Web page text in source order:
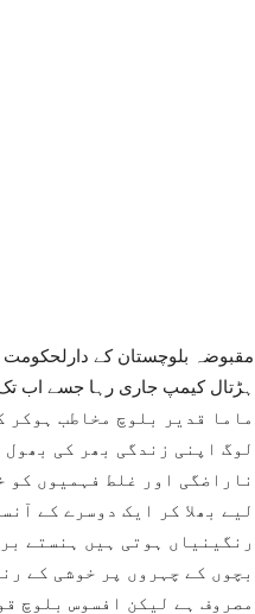
مقبوضہ بلوچستان کے دارلحکومت
ماما قدیر بلوچ مخاطب ہوکر
لوگ اپنی زندگی بھر کی
ناراضگی اور غلط فہمیوں کو
لیے بھلا کر ایک دوسرے کے
رنگینیاں ہوتی ہیں ہنستے
بچوں کے چہروں پر خوشی کے
مصروف ہے لیکن افسوس بلوچ